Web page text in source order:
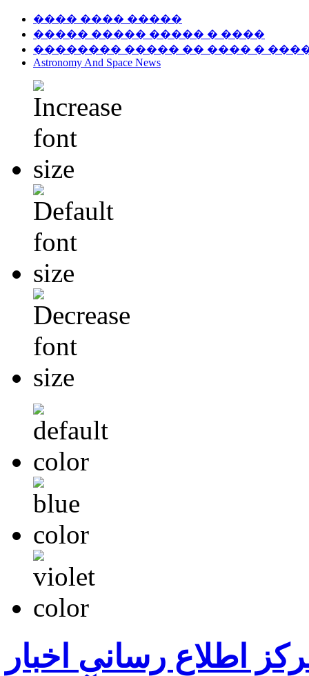
���� ���� �����
����� ����� ����� � ����
�������� ����� �� ���� �
Astronomy And Space News
اطلاع رسانی اخبار